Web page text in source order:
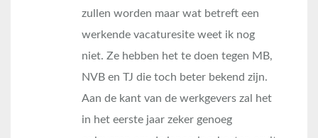
zullen worden maar wat betreft een
werkende vacaturesite weet ik nog
niet. Ze hebben het te doen tegen MB,
NVB en TJ die toch beter bekend zijn.
Aan de kant van de werkgevers zal het
in het eerste jaar zeker genoeg